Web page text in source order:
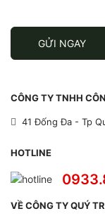
GỬI NGAY
CÔNG TY TNHH
41 Đống Đa - Tp
HOTLINE
VỀ CÔNG TY QUÝ